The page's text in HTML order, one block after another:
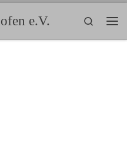
e.V.
Search